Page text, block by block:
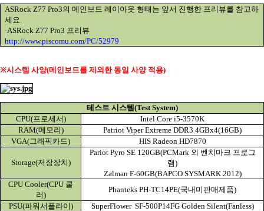
ASRock Z77 Pro3의 메인보드 레이아웃 형태는 앞서 진행한 프리뷰를 참고하
세요
-ASRock Z77 Pro3 프리뷰
http://www.piscomu.com/PC/52979
※시스템 사양(메인보드를 제외한 동일 사양 적용)
테스트 시스템(Test System)
CPU(프로세서)
Intel Core i5-3570K
RAM(메모리)
Patriot Viper Extreme DDR3 4GBx4(16GB)
VGA(그래픽카드) HIS Radeon HD7870
Storage(저장장치)
Pariot Pyro SE 120GB(PCMark 외 벤치마크 프로그
램)
Zalman F-60GB(BAPCO SYSMARK 2012)
CPU Cooler(CPU 쿨
러)
Phanteks PH-TC14PE(국내미판매제품)
PSU(파워서플라이) SuperFlower SF-500P14FG Golden Silent(Fanless)